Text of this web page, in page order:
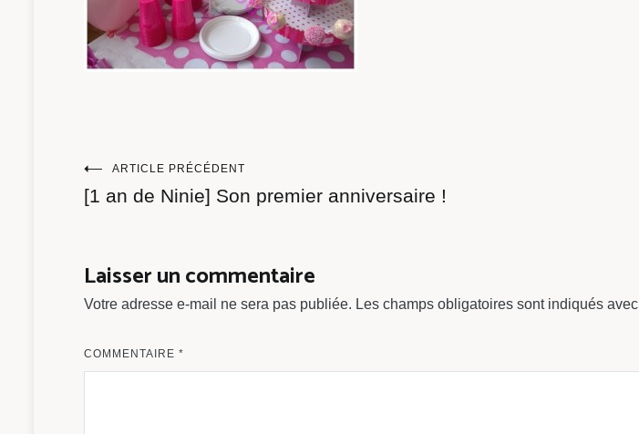
Navigation
l’article
ARTICLE PRÉCÉDENT
[1 an de Ninie] Son premier anniversaire !
Laisser un commentaire
Votre adresse e-mail ne sera pas publiée. Les champs obligatoires sont indiqués avec
COMMENTAIRE *